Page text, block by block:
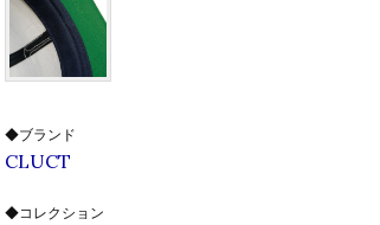
◆ブランド
CLUCT
◆コレクション